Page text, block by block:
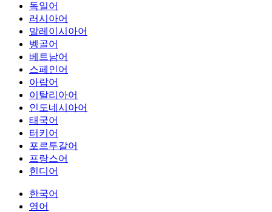
독일어
러시아어
말레이시아어
벵골어
베트남어
스페인어
아랍어
이탈리아어
인도네시아어
태국어
터키어
포르투갈어
프랑스어
힌디어
한국어
영어